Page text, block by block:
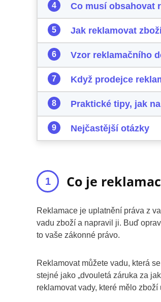
Co musí obsahovat
Jak reklamovat
Vzor reklamačního
Když prodejce
Praktické tipy, jak
Nejčastější otázky
Co je
Reklamace je uplatnění práva z
vadu zboží a napravil ji. Buď
to vaše zákonné právo.
Reklamovat můžete vadu, která
stejné jako „dvouletá záruka za
reklamovat vady, které mělo